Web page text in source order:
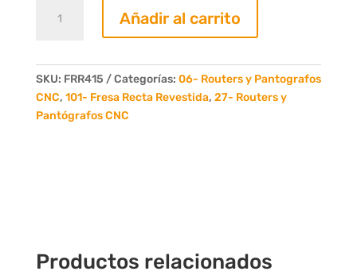
Recta
x
15
Z2
Añadir al carrito
SKU: FRR415 Categorías: 06- Routers y Pantografos
CNC, 101- Fresa Recta Revestida, 27- Routers y
Pantógrafos CNC
Productos relacionados